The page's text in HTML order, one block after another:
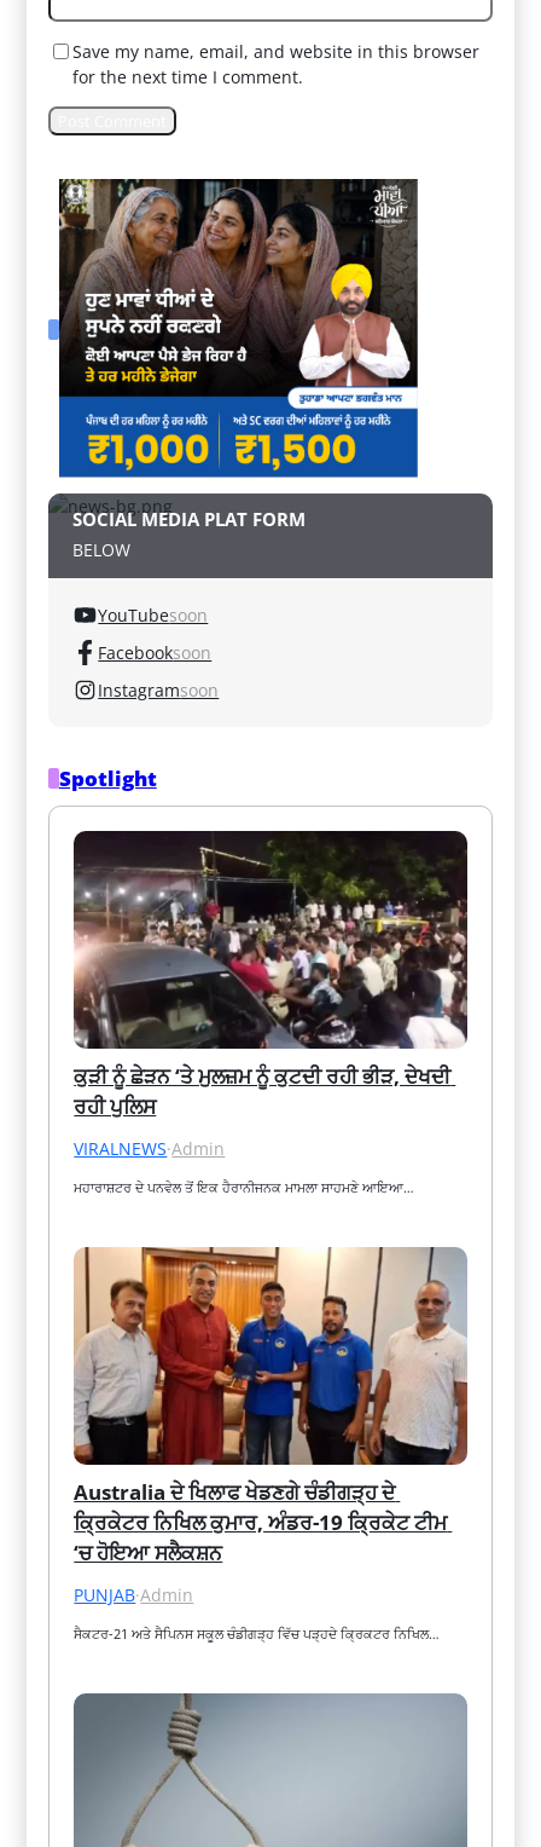
Save my name, email, and website in this browser
for the next time I comment.
SOCIAL MEDIA PLAT FORM
BELOW
YouTubesoon
Facebooksoon
Instagramsoon
Spotlight
ਕੁੜੀ ਨੂੰ ਛੇੜਨ ‘ਤੇ ਮੁਲਜ਼ਮ ਨੂੰ ਕੁਟਦੀ ਰਹੀ ਭੀੜ, ਦੇਖਦੀ
ਰਹੀ ਪੁਲਿਸ
VIRALNEWS·Admin
ਮਹਾਰਾਸ਼ਟਰ ਦੇ ਪਨਵੇਲ ਤੋਂ ਇਕ ਹੈਰਾਨੀਜਨਕ ਮਾਮਲਾ ਸਾਹਮਣੇ ਆਇਆ…
Australia ਦੇ ਖਿਲਾਫ ਖੇਡਣਗੇ ਚੰਡੀਗੜ੍ਹ ਦੇ
ਕ੍ਰਿਕੇਟਰ ਨਿਖਿਲ ਕੁਮਾਰ, ਅੰਡਰ-19 ਕ੍ਰਿਕੇਟ ਟੀਮ
‘ਚ ਹੋਇਆ ਸਲੈਕਸ਼ਨ
PUNJAB·Admin
ਸੈਕਟਰ-21 ਅਤੇ ਸੈਪਿਨਸ ਸਕੂਲ ਚੰਡੀਗੜ੍ਹ ਵਿੱਚ ਪੜ੍ਹਦੇ ਕ੍ਰਿਕਟਰ ਨਿਖਿਲ…